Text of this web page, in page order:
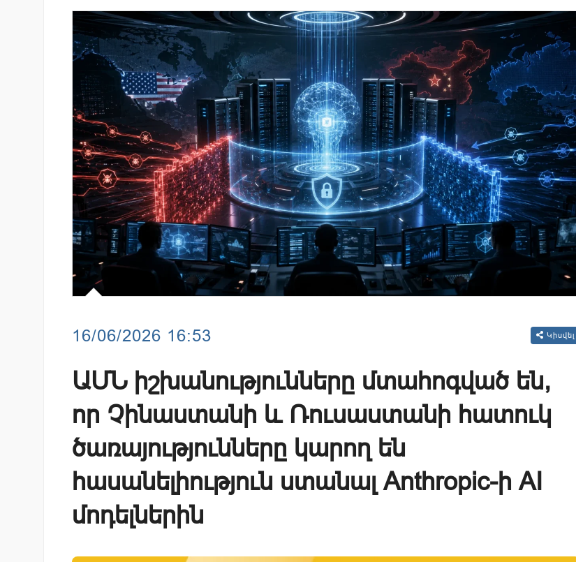
16/06/2026 16:53 Կիսվել
ԱՄՆ իշխանությունները մտահոգված են,
որ Չինաստանի և Ռուսաստանի հատուկ
ծառայությունները կարող են
հասանելիություն ստանալ Anthropic-ի AI
մոդելներին
Սպորտ և փող. Ինչպես են պատմության
10 ամենահարուստ մարզիկները կուտակել
իրենց կարողությունը
IDBank-ը ներկայացնում է նոր
World քարտը՝
առավելություններով և հատուկ